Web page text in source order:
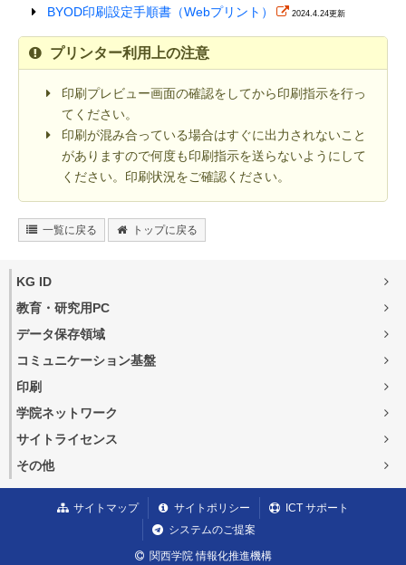
BYOD印刷設定手順書（Webプリント） 2024.4.24更新
プリンター利用上の注意
印刷プレビュー画面の確認をしてから印刷指示を行っ
てください。
印刷が混み合っている場合はすぐに出力されないこと
がありますので何度も印刷指示を送らないようにして
ください。印刷状況をご確認ください。
一覧に戻る トップに戻る
KG ID
教育・研究用PC
データ保存領域
コミュニケーション基盤
印刷
学院ネットワーク
サイトライセンス
その他
サイトマップ サイトポリシー
ICT サポート
システムのご提案
関西学院 情報化推進機構